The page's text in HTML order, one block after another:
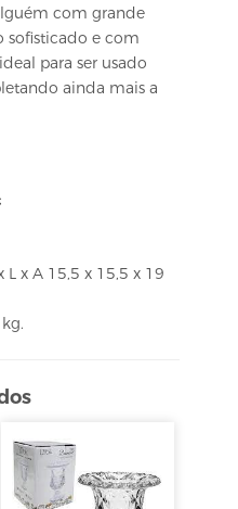
com grande
sofisticado e com
para ser usado
ainda mais a
x A 15,5 x 15,5 x 19